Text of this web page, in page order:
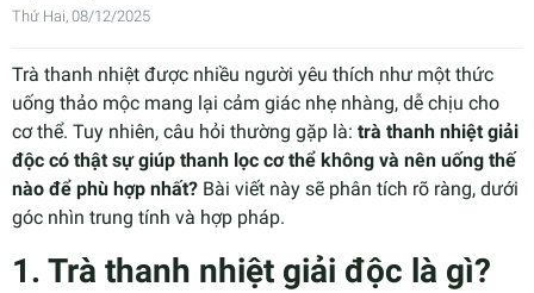
Thứ Hai, 08/12/2025
Trà thanh nhiệt được nhiều người yêu thích như một thức
uống thảo mộc mang lại cảm giác nhẹ nhàng, dễ chịu cho
cơ thể. Tuy nhiên, câu hỏi thường gặp là: trà thanh nhiệt giải
độc có thật sự giúp thanh lọc cơ thể không và nên uống thế
nào để phù hợp nhất? Bài viết này sẽ phân tích rõ ràng, dưới
góc nhìn trung tính và hợp pháp.
1. Trà thanh nhiệt giải độc là gì?